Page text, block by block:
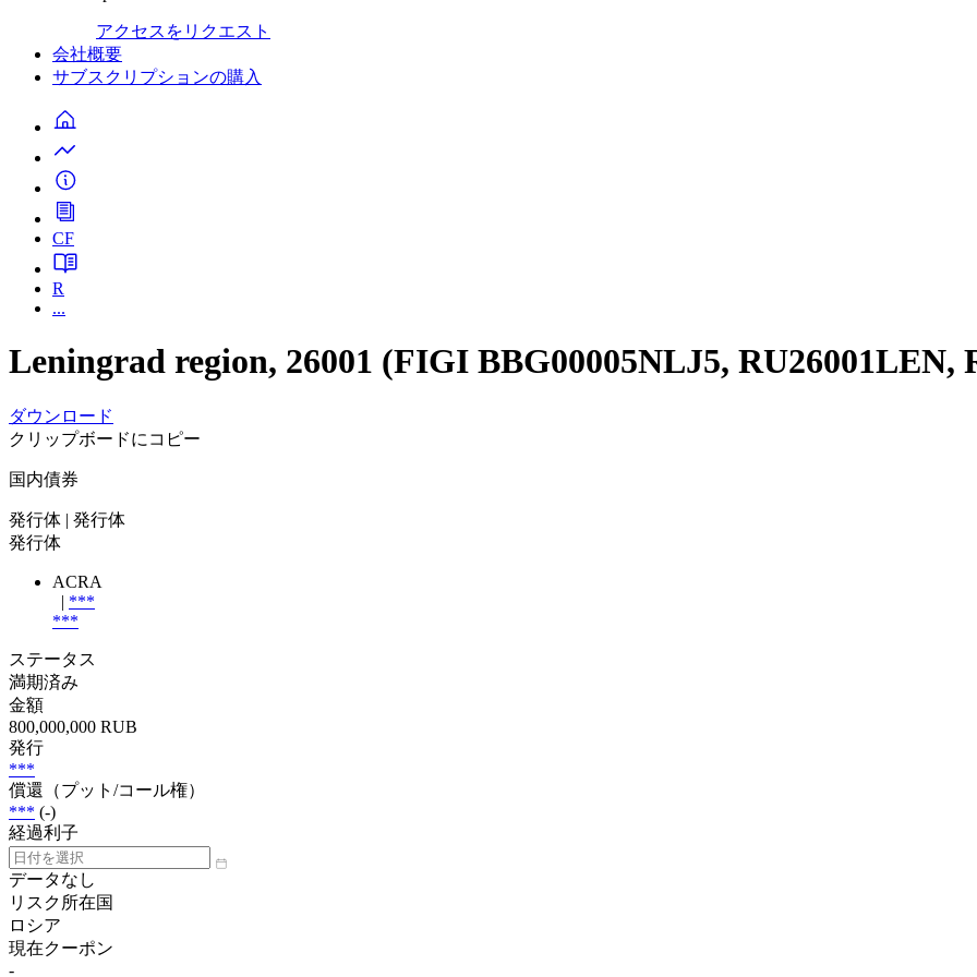
アクセスをリクエスト
会社概要
サブスクリプションの購入
CF
R
...
Leningrad region, 26001 (FIGI BBG00005NLJ5, RU26001LEN,
ダウンロード
クリップボードにコピー
国内債券
発行体 | 発行体
発行体
ACRA
| ***
***
ステータス
満期済み
金額
800,000,000 RUB
発行
***
償還（プット/コール権）
*** (-)
経過利子
データなし
リスク所在国
ロシア
現在クーポン
-